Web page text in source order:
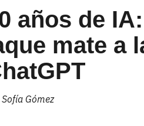
años de
mate a
Gómez